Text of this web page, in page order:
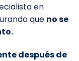
en
que no se
después de